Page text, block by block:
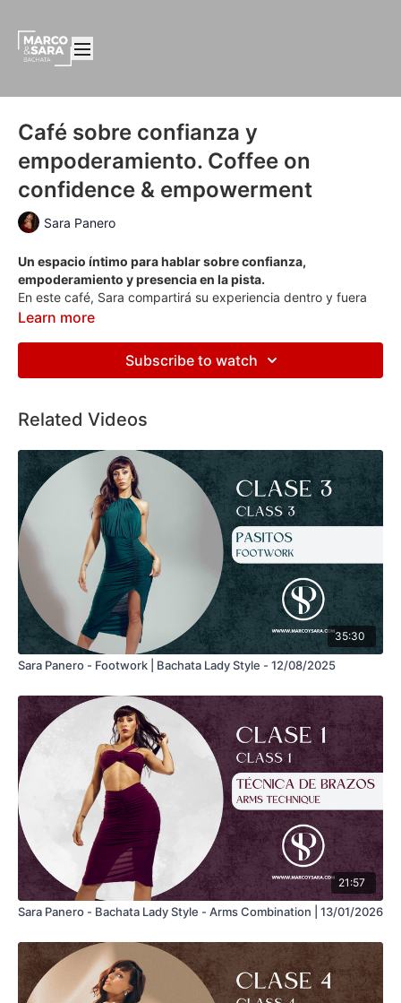
Café sobre confianza y
empoderamiento. Coffee on
confidence & empowerment
Sara Panero
Un espacio íntimo para hablar sobre confianza,
empoderamiento y presencia en la pista.
En este café, Sara compartirá su experiencia dentro y fuera
del baile, y responderá preguntas sobre cómo sentirte más
An intimate space to explore confidence, empowerment,
and presence on the dance floor.
confident, authentic, and free when you dance.
Learn more
Subscribe to watch
Related Videos
35:30
Sara Panero - Footwork | Bachata Lady Style - 12/08/2025
21:57
Sara Panero - Bachata Lady Style - Arms Combination | 13/01/2026